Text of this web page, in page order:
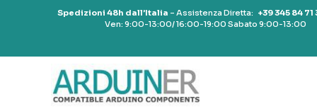
Spedizioni 48h dall’Italia – Assistenza Diretta: +39 345 84 71
Ven: 9:00-13:00/ 16:00-19:00 Sabato 9:00-13:00